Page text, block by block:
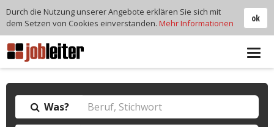
Was?
ok
Durch die Nutzung unserer Angebote erklären Sie sich mit
dem Setzen von Cookies einverstanden. Mehr Informationen